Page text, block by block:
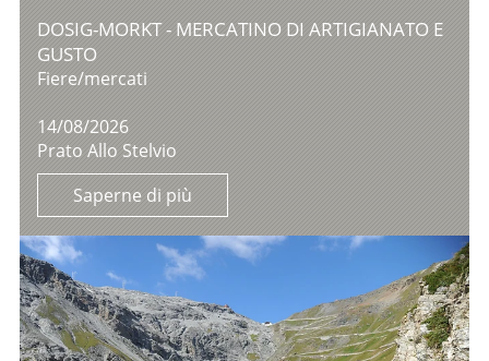
DOSIG-MORKT - MERCATINO DI ARTIGIANATO E
GUSTO
Fiere/mercati
14/08/2026
Prato Allo Stelvio
Saperne di più